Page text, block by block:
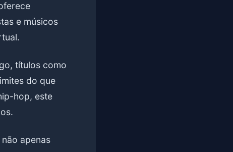
e músicos
títulos como
do que
hop, este
apenas